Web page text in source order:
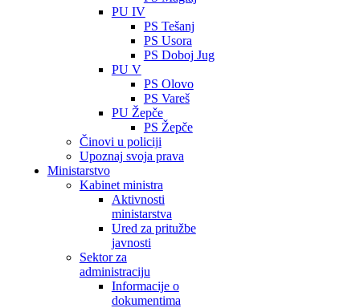
PU IV
PS Tešanj
PS Usora
PS Doboj Jug
PU V
PS Olovo
PS Vareš
PU Žepče
PS Žepče
Činovi u policiji
Upoznaj svoja prava
Ministarstvo
Kabinet ministra
Aktivnosti
ministarstva
Ured za pritužbe
javnosti
Sektor za
administraciju
Informacije o
dokumentima